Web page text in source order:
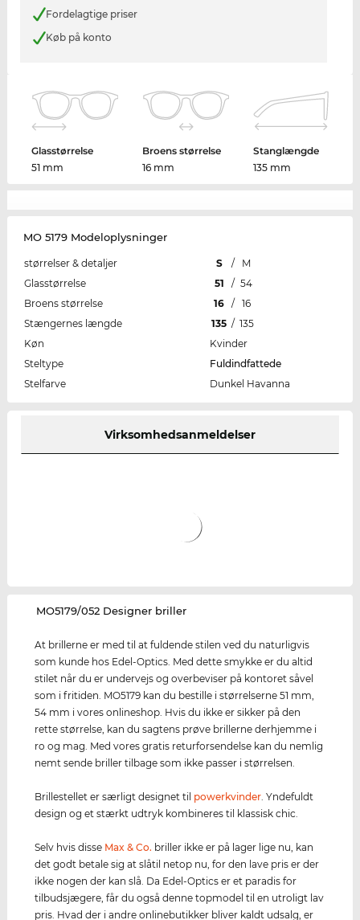
Fordelagtige priser
Køb på konto
Glasstørrelse
51 mm
Broens størrelse
16 mm
Stanglængde
135 mm
MO 5179 Modeloplysninger
størrelser & detaljer S /
M
Glasstørrelse
51 / 54
Broens størrelse
16 /
16
Stængernes længde
135 / 135
Køn
Kvinder
Steltype
Fuldindfattede
Stelfarve
Dunkel Havanna
Virksomhedsanmeldelser
‌MO5179/052 Designer briller
At brillerne er med til at fuldende stilen ved du naturligvis
som kunde hos Edel-Optics. Med dette smykke er du altid
stilet når du er undervejs og overbeviser på kontoret såvel
som i fritiden. MO5179 kan du bestille i størrelserne 51 mm,
54 mm i vores onlineshop. Hvis du ikke er sikker på den
rette størrelse, kan du sagtens prøve brillerne derhjemme i
ro og mag. Med vores gratis returforsendelse kan du nemlig
nemt sende briller tilbage som ikke passer i størrelsen.
Brillestellet er særligt designet til powerkvinder . Yndefuldt
design og et stærkt udtryk kombineres til klassisk chic.
Selv hvis disse Max & Co. briller ikke er på lager lige nu, kan
det godt betale sig at slåtil netop nu, for den lave pris er der
ikke nogen der kan slå. Da Edel-Optics er et paradis for
tilbudsjægere, får du også denne topmodel til en utroligt lav
pris. Hvad der i andre onlinebutikker bliver kaldt udsalg, er